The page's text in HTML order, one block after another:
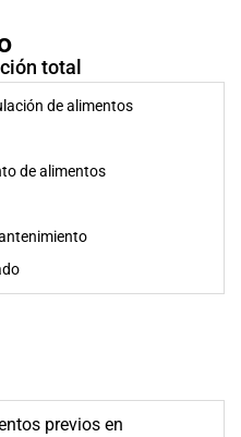
total
de alimentos
de alimentos
previos en